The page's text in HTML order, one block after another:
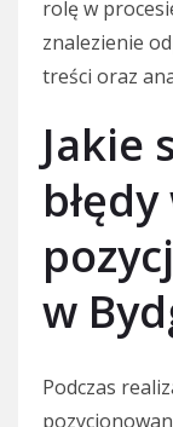
rolę w
znalezienie
treści oraz
Jakie
w
Podczas